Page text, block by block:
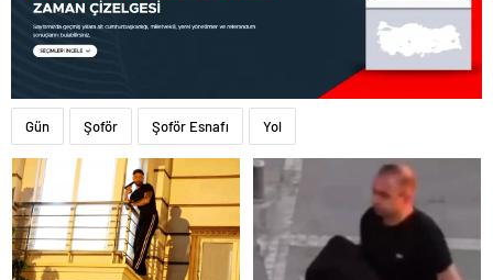
Gün Şoför Şoför Esnafı Yol